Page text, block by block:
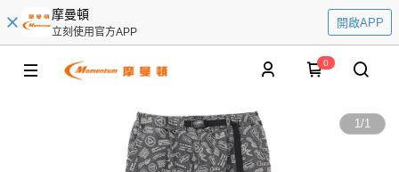
摩曼頓
立刻使用官方APP
開啟APP
0
1/1